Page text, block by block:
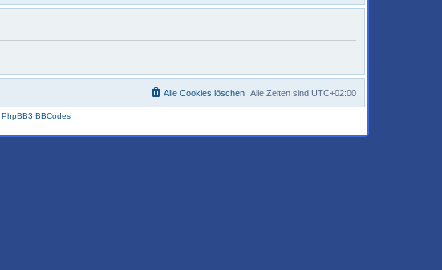
Alle Zeiten sind UTC+02:00
Alle Cookies löschen
PhpBB3 BBCodes